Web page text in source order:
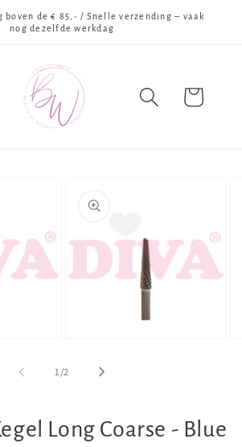
boven de € 85,- / Snelle verzending – vaak
nog dezelfde werkdag
Winkelwagen
openen
1/van
2
Long Coarse - Blue